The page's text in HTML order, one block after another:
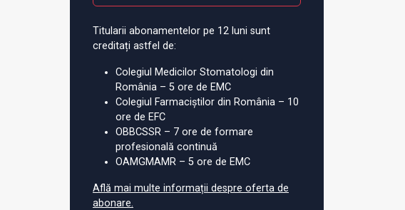
Titularii abonamentelor pe 12 luni sunt
creditați astfel de:
Colegiul Medicilor Stomatologi din
România – 5 ore de EMC
Colegiul Farmaciștilor din România – 10
ore de EFC
OBBCSSR – 7 ore de formare
profesională continuă
OAMGMAMR – 5 ore de EMC
Află mai multe informații despre oferta de
abonare.